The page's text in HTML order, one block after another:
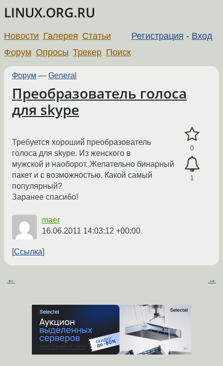
LINUX.ORG.RU
Регистрация - Вход
Новости Галерея Статьи
Форум Опросы Трекер Поиск
Форум — General
Преобразователь голоса
для skype
0
1
Требуется хороший преобразователь
голоса для skype. Из женского в
мужской и наоборот. Желательно бинарный
пакет и с возможностью. Какой самый
популярный?
Заранее спасибо!
maer
16.06.2011 14:03:12 +00:00
Ссылка
← →